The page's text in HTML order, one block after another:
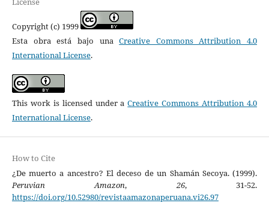
Copyright (c) 1999
Esta obra está bajo unaCreative Commons Attribution 4.0
International License.
This work is licensed under aCreative Commons Attribution 4.0
International License.
How to Cite
¿De muerto a ancestro? El deceso de un Shamán Secoya. (1999).
Peruvian Amazon, 26, 31-52.
https://doi.org/10.52980/revistaamazonaperuana.vi26.97